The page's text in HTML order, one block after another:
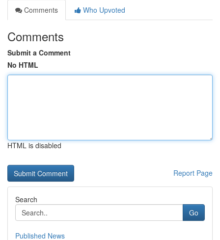
Comments
Who Upvoted
Comments
Submit a Comment
No HTML
HTML is disabled
Report Page
Search
Go
Published News